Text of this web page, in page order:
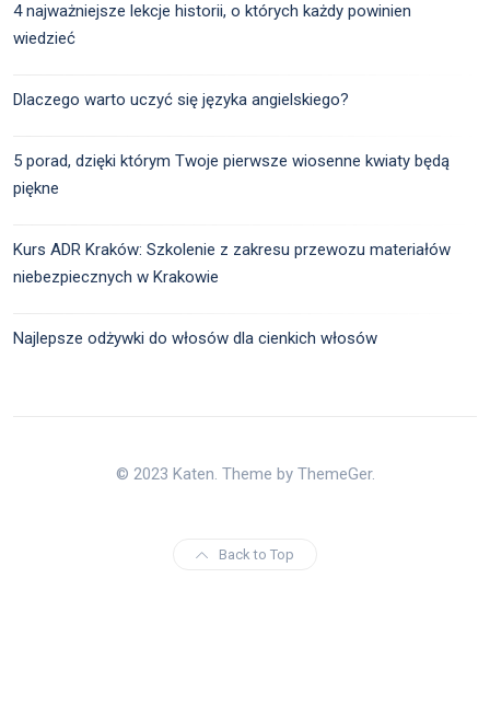
4 najważniejsze lekcje historii, o których każdy powinien
wiedzieć
Dlaczego warto uczyć się języka angielskiego?
5 porad, dzięki którym Twoje pierwsze wiosenne kwiaty będą
piękne
Kurs ADR Kraków: Szkolenie z zakresu przewozu materiałów
niebezpiecznych w Krakowie
Najlepsze odżywki do włosów dla cienkich włosów
© 2023 Katen. Theme by ThemeGer.
Back to Top